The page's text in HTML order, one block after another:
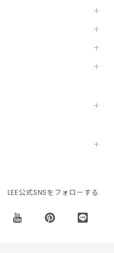
LEE公式SNSをフォローする